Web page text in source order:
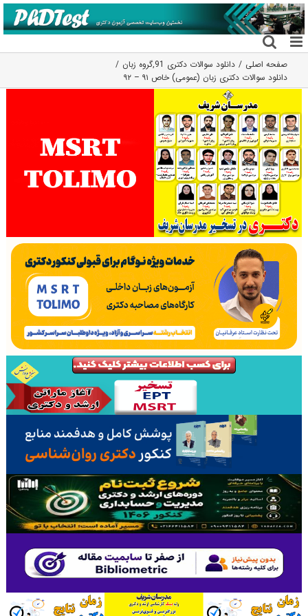
رفتن
به
محتوا
صفحه اصلی دانلود سوالات دکتری 91 ,گروه زبان
دانلود سوالات دکتری زبان (عمومی) خاص ۹۱ – ۹۲